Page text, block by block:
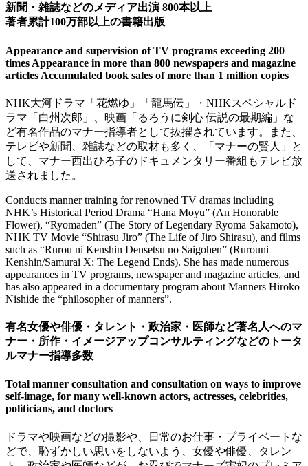
新聞・雑誌などのメディア出演 800本以上
著者累計100万部以上の書籍出版
Appearance and supervision of TV programs exceeding 200
times Appearance in more than 800 newspapers and magazine
articles Accumulated book sales of more than 1 million copies
NHK大河ドラマ「花燃ゆ」「龍馬伝」・NHKスペシャルド
ラマ「白州次郎」、映画「るろうに剣心 伝説の最期編」な
ど有名作品のマナー指導者として抜擢されています。また、
テレビや新聞、雑誌などの取材も多く、「マナーの賢人」と
して、マナー西出ひろ子のドキュメンタリー番組もテレビ放
送されました。
Conducts manner training for renowned TV dramas including
NHK’s Historical Period Drama “Hana Moyu” (An Honorable
Flower), “Ryomaden” (The Story of Legendary Ryoma Sakamoto),
NHK TV Movie “Shirasu Jiro” (The Life of Jiro Shirasu), and films
such as “Rurou ni Kenshin Densetsu no Saigohen” (Rurouni
Kenshin/Samurai X: The Legend Ends). She has made numerous
appearances in TV programs, newspaper and magazine articles, and
has also appeared in a documentary program about Manners Hiroko
Nishide the “philosopher of manners”.
有名女優や俳優・タレント・政治家・医師など著名人へのマ
ナー・所作・イメージアップコンサルティングなどのトータ
ルマナー指導多数
Total manner consultation and consultation on ways to improve
self-image, for many well-known actors, actresses, celebrities,
politicians, and doctors
ドラマや映画などの撮影や、日常のお仕事・プライベートな
どで、恥ずかしい思いをしないよう、女優や俳優、タレン